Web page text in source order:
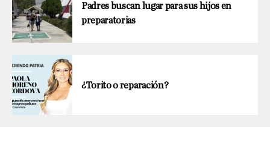
Padres buscan lugar para sus hijos en
preparatorias
¿Torito o reparación?